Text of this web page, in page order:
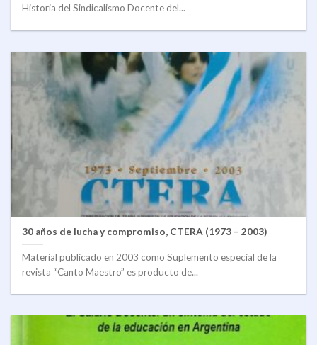
Historia del Sindicalismo Docente del...
30 años de lucha y compromiso, CTERA (1973 – 2003)
Material publicado en 2003 como Suplemento especial de la
revista “Canto Maestro” es producto de...